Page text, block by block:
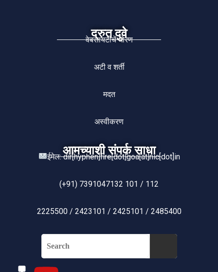
द्रुत दुवे
वेबसायटीचें धोरण
अटी व शर्ती
मदत
अस्वीकरण
आमच्याशी संपर्क साधा
ईमेल: dir[hyphen]fire[dot]goa[at]nic[dot]in
(+91) 7391047132 101 / 112
2225500 / 2423101 / 2425101 / 2485400